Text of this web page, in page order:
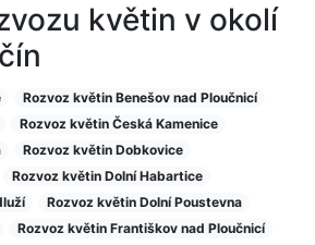
květin v okolí
Rozvoz květin Benešov nad Ploučnicí
Rozvoz květin Česká Kamenice
Rozvoz květin Dobkovice
Rozvoz květin Dolní Habartice
Rozvoz květin Dolní Poustevna
Rozvoz květin Františkov nad Ploučnicí